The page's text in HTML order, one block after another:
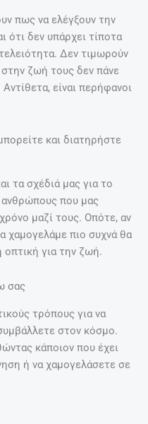
πως να ελέγξουν την
ότι δεν υπάρχει τίποτα
Δεν τιμωρούν
ζωή τους δεν πάνε
είναι περήφανοι
και διατηρήστε
τα σχέδιά μας για το
ανθρώπους που μας
μαζί τους. Οπότε, αν
χαμογελάμε πιο συχνά θα
οπτική για την ζωή.
σας
τρόπους για να
στον κόσμο.
κάποιον που έχει
ή να χαμογελάσετε σε